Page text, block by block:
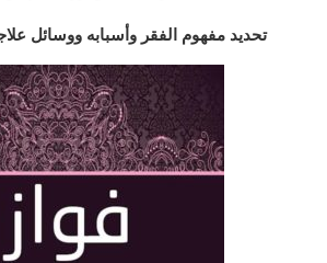
تحديد مفهوم الفقر وأسبابه ووسائل